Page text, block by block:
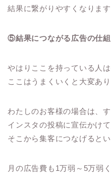
結果に繋がりやすくなります
⑤結果につながる広告の仕
やはりここを持っている人
ここはうまくいくと大変あり
わたしのお客様の場合は、す
インスタの投稿に宣伝かけ
そこから集客につなげると
月の広告費も1万弱～5万弱く